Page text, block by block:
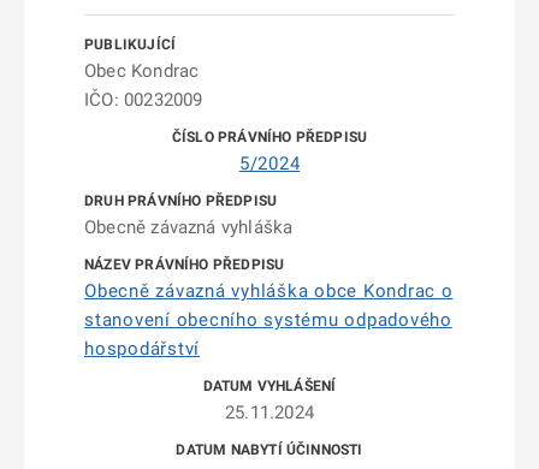
Obec Kondrac
IČO: 00232009
5/2024
Obecně závazná vyhláška
Obecně závazná vyhláška obce Kondrac o
stanovení obecního systému odpadového
hospodářství
25.11.2024